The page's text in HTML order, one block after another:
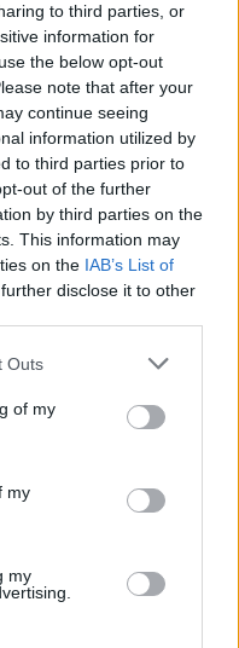
to third parties, or
information for
the below opt-out
note that after your
continue seeing
information utilized by
to third parties prior to
out of the further
by third parties on the
This information may
on the IAB’s List of
disclose it to other
Outs
of my
my
my
szerep hárul a
elkerülésében
a hőhullámok és
kezelésére